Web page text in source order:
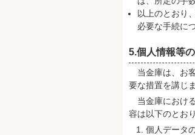
以上のとおり
必要な手続に
5.個人情報等
当金庫は、お
要な措置を講じま
当金庫におけ
容は以下のとお
個人データ